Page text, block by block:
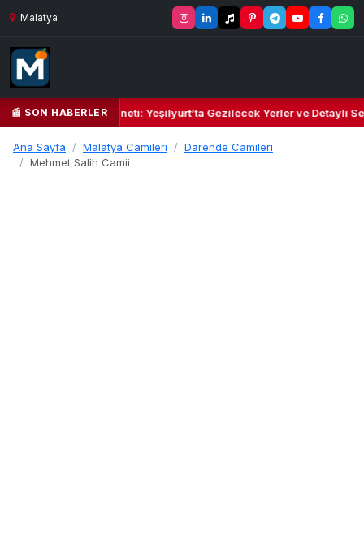
Malatya
📰 SON HABERLER
Kalbi ve Kültür Cenneti: Yeşilyurt’ta Gezilecek Yerler ve Detaylı
Ana Sayfa Malatya Camileri
Darende Camileri
Mehmet Salih Camii